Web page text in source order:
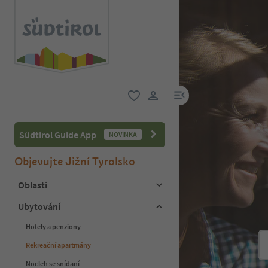
uživatelský odkaz
odkaz na menu
Südtirol Guide App NOVINKA
Objevujte Jižní Tyrolsko
Oblasti
Ubytování
Hotely a penziony
Rekreační apartmány
Nocleh se snídaní